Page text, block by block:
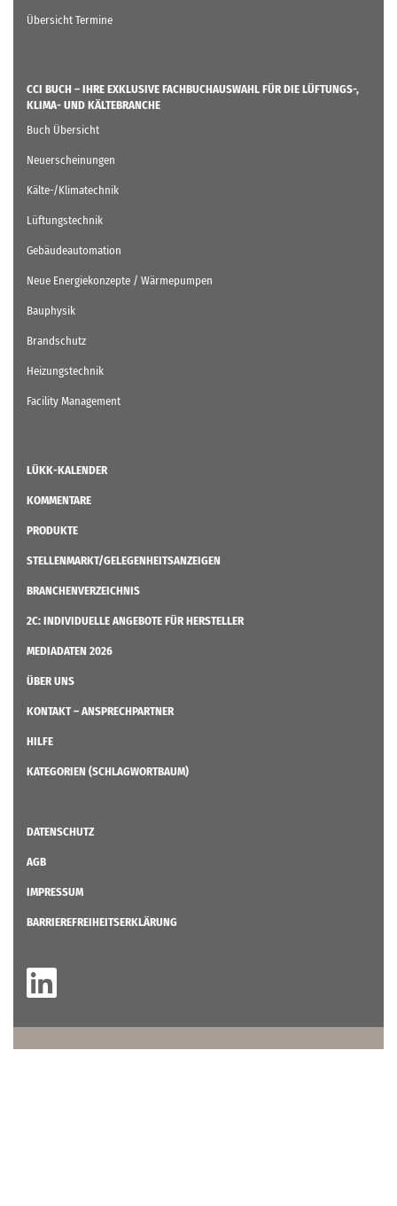
Übersicht Termine
CCI BUCH – IHRE EXKLUSIVE FACHBUCHAUSWAHL FÜR DIE LÜFTUNGS-,
KLIMA- UND KÄLTEBRANCHE
Buch Übersicht
Neuerscheinungen
Kälte-/Klimatechnik
Lüftungstechnik
Gebäudeautomation
Neue Energiekonzepte / Wärmepumpen
Bauphysik
Brandschutz
Heizungstechnik
Facility Management
LÜKK-KALENDER
KOMMENTARE
PRODUKTE
STELLENMARKT/GELEGENHEITSANZEIGEN
BRANCHENVERZEICHNIS
2C: INDIVIDUELLE ANGEBOTE FÜR HERSTELLER
MEDIADATEN 2026
ÜBER UNS
KONTAKT – ANSPRECHPARTNER
HILFE
KATEGORIEN (SCHLAGWORTBAUM)
DATENSCHUTZ
AGB
IMPRESSUM
BARRIEREFREIHEITSERKLÄRUNG